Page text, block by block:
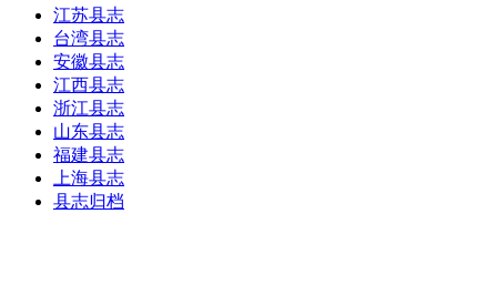
江苏县志
台湾县志
安徽县志
江西县志
浙江县志
山东县志
福建县志
上海县志
县志归档